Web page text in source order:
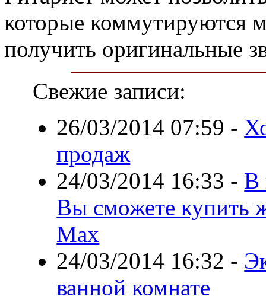
которые коммутируются
получить оригинальные
Свежие записи:
26/03/2014 07:59 -
продаж
24/03/2014 16:33 - В
Вы сможете купить
Max
24/03/2014 16:32 -
ванной комнате